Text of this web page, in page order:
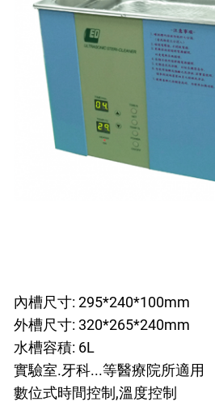
內槽尺寸: 295*240*100mm
外槽尺寸: 320*265*240mm
水槽容積: 6L
實驗室.牙科...等醫療院所適用
數位式時間控制,溫度控制